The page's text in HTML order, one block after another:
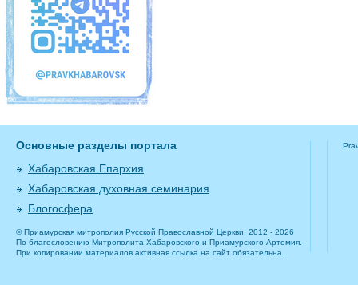
Основные разделы портала
Хабаровская Епархия
Хабаровская духовная семинария
Блогосфера
© Приамурская митрополия Русской Православной Церкви, 2012 - 2026
По благословению Митрополита Хабаровского и Приамурского Артемия.
При копировании материалов активная ссылка на сайт обязательна.